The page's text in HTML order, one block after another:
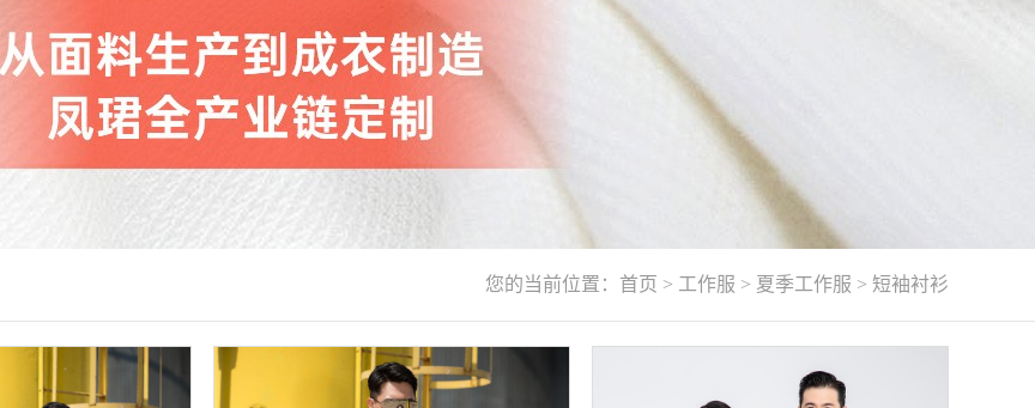
您的当前位置： 首页 > 工作服 > 夏季工作服 > 短袖衬衫